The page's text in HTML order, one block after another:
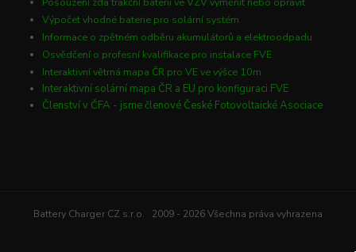
Výpočet vhodné baterie pro solární systém
Informace o zpětném odběru akumulátorů a elektroodpadu
Osvědčení o profesní kvalifikace pro instalace FVE
Interaktivní větrná mapa ČR pro VE ve výšce 10m
Interaktivní solární mapa ČR a EU pro konfiguraci FVE
Členství v ČFA - jsme členové České Fotovoltaické Asociace
Battery Charger CZ s.r.o. 2009 - 2026 Všechna práva vyhrazena